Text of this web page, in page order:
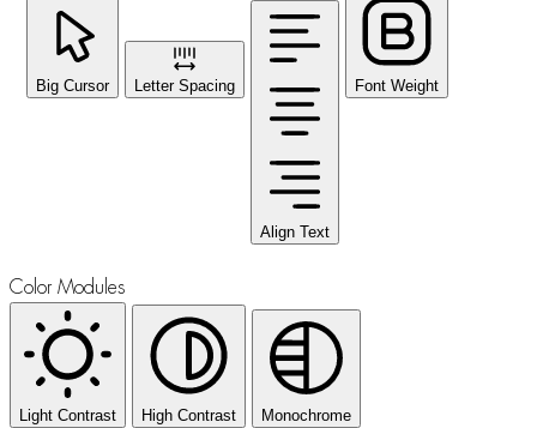
Big Cursor Letter Spacing
Align Text
Font Weight
Color Modules
Light Contrast High Contrast Monochrome